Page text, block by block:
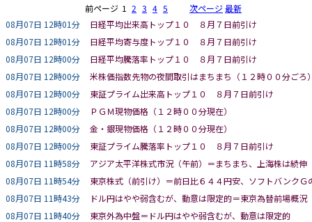
前ページ 1 2 3 4 5 次ページ 最新
08月07日 12時01分
日経平均出来高トップ１０ ８月７日前引け
08月07日 12時01分
日経平均寄与度トップ１０ ８月７日前引け
08月07日 12時00分
日経平均騰落率トップ１０ ８月７日前引け
08月07日 12時00分
米株価指数先物の夜間取引はまちまち（１２時００分ごろ
08月07日 12時00分
東証プライム出来高トップ１０ ８月７日前引け
08月07日 12時00分
ＰＧＭ現物価格（１２時００分現在）
08月07日 12時00分
金・銀現物価格（１２時００分現在）
08月07日 12時00分
東証プライム騰落率トップ１０ ８月７日前引け
08月07日 11時58分
アジア太平洋株式市況（午前）＝まちまち、上海株は続伸
08月07日 11時54分
東京株式（前引け）＝前日比６４４円安、ソフトバンクＧ
08月07日 11時43分
ドル円はやや弱含むが、動意は限定的＝東京為替前場概況
08月07日 11時40分
東京外為中盤＝ドル円はやや弱含むが、動意は限定的